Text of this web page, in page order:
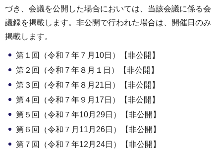
づき、会議を公開した場合においては、当該会議に係る会
議録を掲載します。非公開で行われた場合は、開催日のみ
掲載します。
第１回（令和７年７月10日）【非公開】
第２回（令和７年８月１日）【非公開】
第３回（令和７年８月21日）【非公開】
第４回（令和７年９月17日）【非公開】
第５回（令和７年10月29日）【非公開】
第６回（令和７月11月26日）【非公開】
第７回（令和７年12月24日）【非公開】